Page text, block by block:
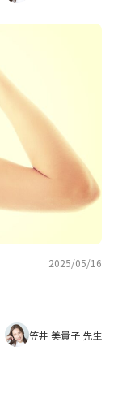
2025/05/16
笠井 美貴子 先生